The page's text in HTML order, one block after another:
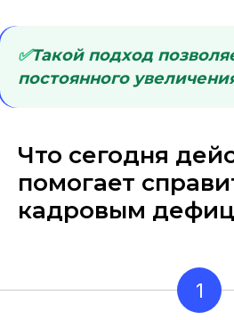
✅Такой подход
постоянного
Что сегодня
помогает
кадровым
1